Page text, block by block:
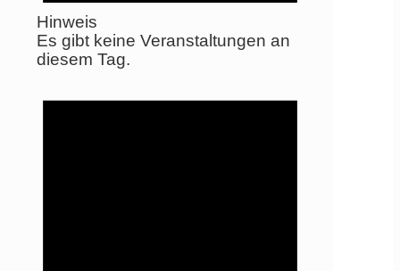
Hinweis
Es gibt keine Veranstaltungen an
diesem Tag.